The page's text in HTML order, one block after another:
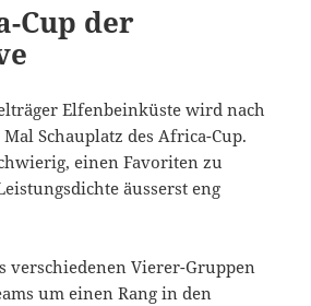
Cup der
Elfenbeinküste wird nach
Schauplatz des Africa-Cup.
einen Favoriten zu
äusserst eng
verschiedenen Vierer-Gruppen
um einen Rang in den